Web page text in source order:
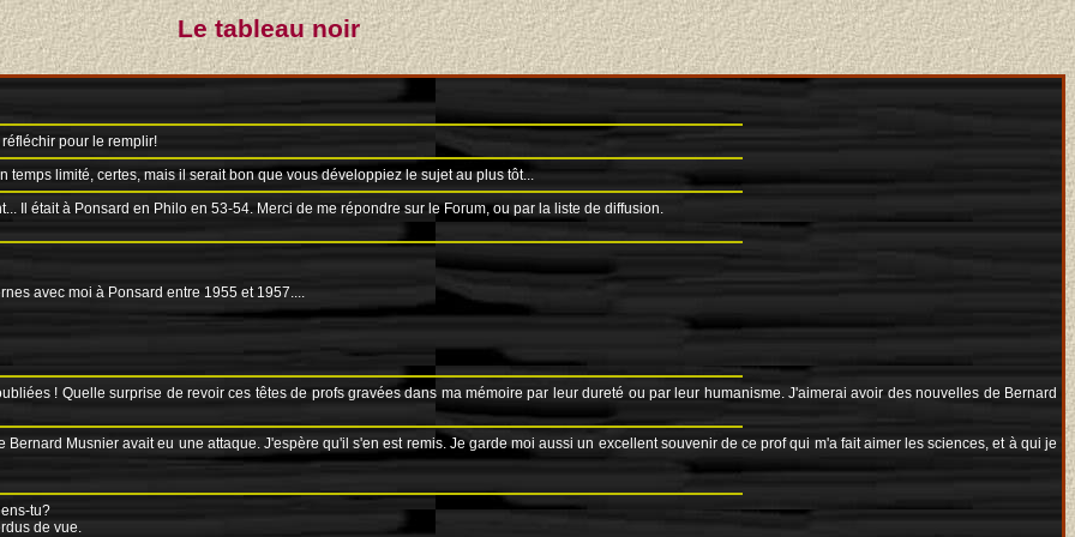
Le tableau noir
pour le remplir!
temps limité, certes, mais il serait bon que vous développiez le sujet au plus tôt...
Il était à Ponsard en Philo en 53-54. Merci de me répondre sur le Forum, ou par la liste de diffusion.
avec moi à Ponsard entre 1955 et 1957....
! Quelle surprise de revoir ces têtes de profs gravées dans ma mémoire par leur dureté ou par leur humanisme. J'aimerai avoir des nouvelles de Bernard
Musnier avait eu une attaque. J'espère qu'il s'en est remis. Je garde moi aussi un excellent souvenir de ce prof qui m'a fait aimer les sciences, et à qui je
tu?
de vue.